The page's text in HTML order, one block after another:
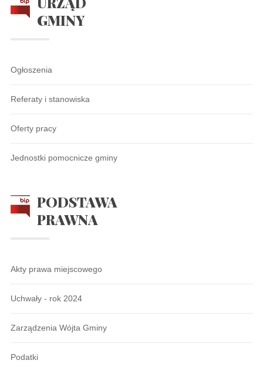
GMINY
Ogłoszenia
Referaty i stanowiska
Oferty pracy
Jednostki pomocnicze gminy
PODSTAWA
PRAWNA
Akty prawa miejscowego
Uchwały - rok 2024
Zarządzenia Wójta Gminy
Podatki